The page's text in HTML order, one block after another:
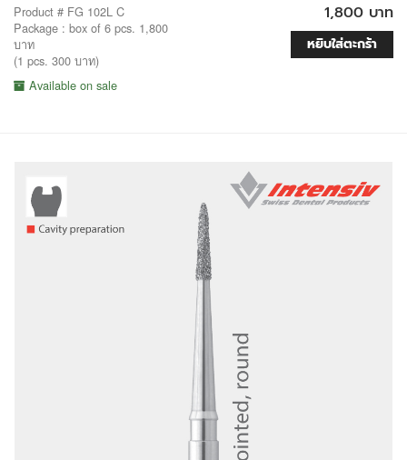
Product # FG 102L C
Package : box of 6 pcs. 1,800
บาท
(1 pcs. 300 บาท)
Available on sale
1,800 บาท
หยิบใส่ตะกร้า